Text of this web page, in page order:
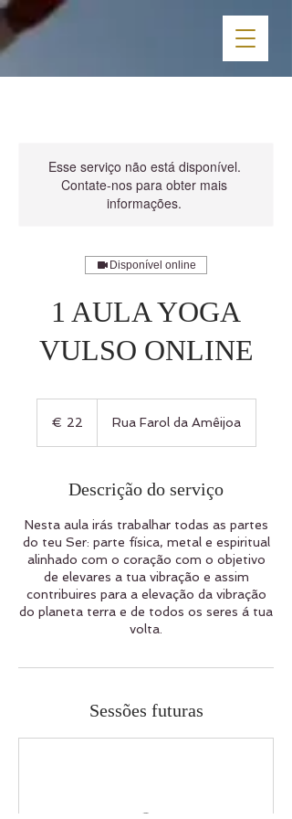
Esse serviço não está disponível.
Contate-nos para obter mais
informações.
Disponível online
1 AULA YOGA
VULSO ONLINE
€ 22 Rua Farol da Amêijoa
Descrição do serviço
Nesta aula irás trabalhar todas as partes
do teu Ser: parte física, metal e espiritual
alinhado com o coração com o objetivo
de elevares a tua vibração e assim
contribuires para a elevação da vibração
do planeta terra e de todos os seres á tua
volta.
Sessões futuras